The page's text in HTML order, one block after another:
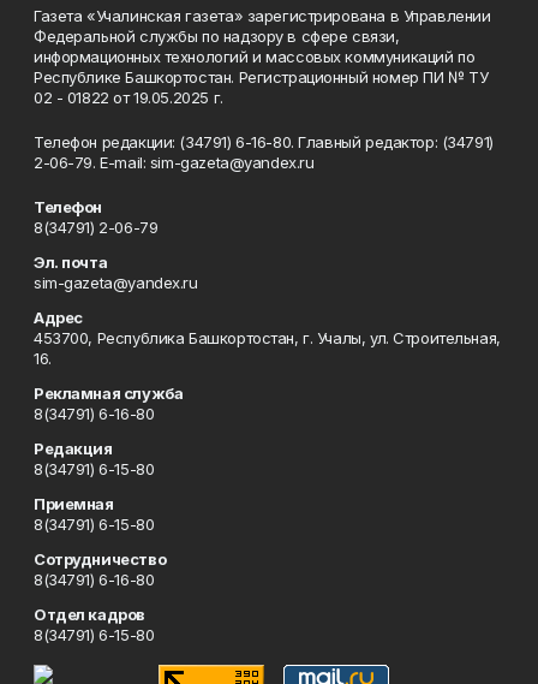
Газета «Учалинская газета» зарегистрирована в Управлении
Федеральной службы по надзору в сфере связи,
информационных технологий и массовых коммуникаций по
Республике Башкортостан. Регистрационный номер ПИ № ТУ
02 - 01822 от 19.05.2025 г.
Телефон редакции: (34791) 6-16-80. Главный редактор: (34791)
2-06-79. Е-mаil: sim-gazeta@yandex.ru
Телефон
8(34791) 2-06-79
Эл. почта
sim-gazeta@yandex.ru
Адрес
453700, Республика Башкортостан, г. Учалы, ул. Строительная,
16.
Рекламная служба
8(34791) 6-16-80
Редакция
8(34791) 6-15-80
Приемная
8(34791) 6-15-80
Сотрудничество
8(34791) 6-16-80
Отдел кадров
8(34791) 6-15-80